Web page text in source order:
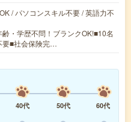
/ パソコンスキル不要 / 英語力不
・学歴不問！ブランクOK!■10名
要■社会保険完…
40代 50代
60代